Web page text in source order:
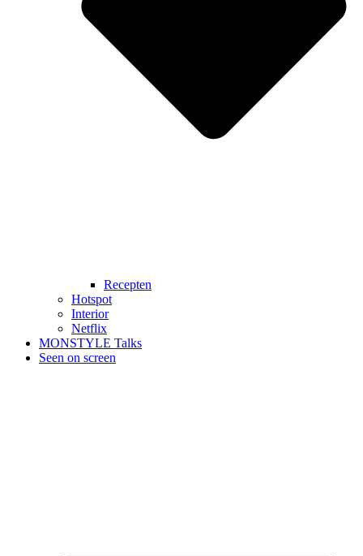
Recepten
Hotspot
Interior
Netflix
MONSTYLE Talks
Seen on screen